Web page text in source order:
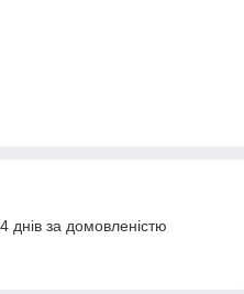
днів за домовленістю